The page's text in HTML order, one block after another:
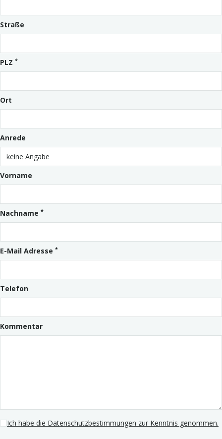
Straße
PLZ *
Ort
Anrede
Vorname
Nachname *
E-Mail Adresse *
Telefon
Kommentar
Ich habe die Datenschutzbestimmungen zur Kenntnis genommen.